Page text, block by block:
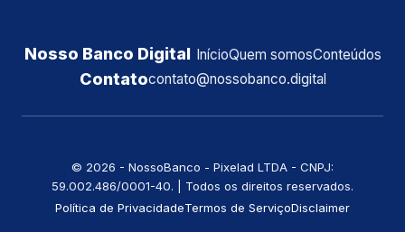
Nosso Banco Digital InícioQuem somosConteúdos
Contatocontato@nossobanco.digital
©️ 2026 - NossoBanco - Pixelad LTDA - CNPJ:
59.002.486/0001-40. | Todos os direitos reservados.
Política de PrivacidadeTermos de ServiçoDisclaimer